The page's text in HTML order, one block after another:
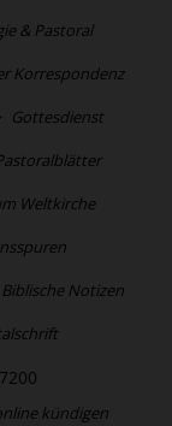
& Pastoral
Korrespondenz
Gottesdienst
Weltkirche
Biblische Notizen
kündigen